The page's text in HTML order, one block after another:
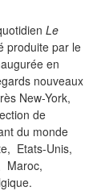
Le
produite par le
en
nouveaux
New-York,
de
du monde
Etats-Unis,
Maroc,